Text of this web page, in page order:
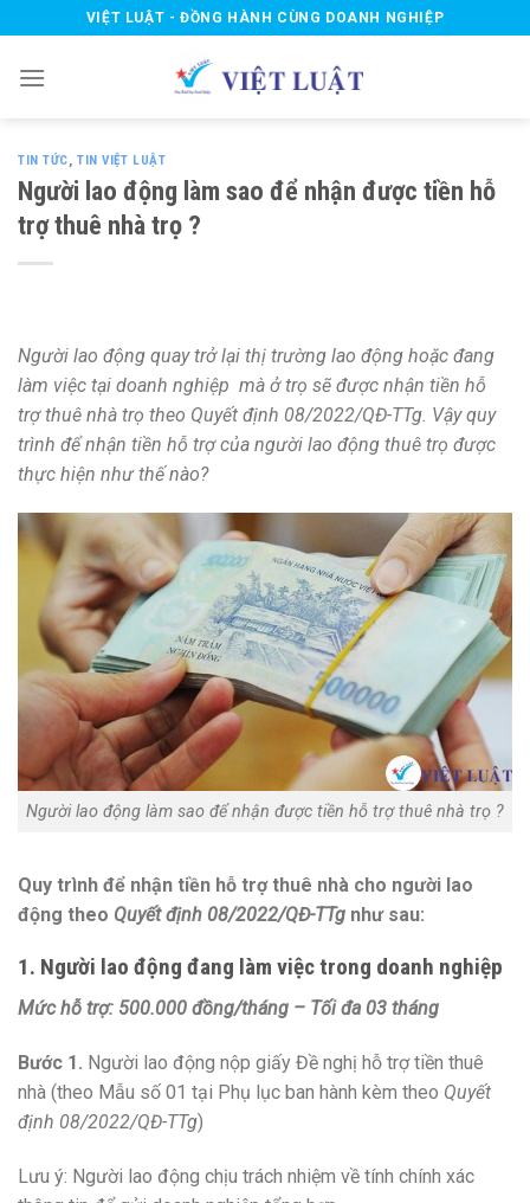
to
content
VIỆT LUẬT - ĐỒNG HÀNH CÙNG DOANH NGHIỆP
TIN TỨC,TIN VIỆT LUẬT
Người lao động làm sao để nhận được tiền hỗ
trợ thuê nhà trọ ?
Người lao động quay trở lại thị trường lao động hoặc đang
làm việc tại doanh nghiệp mà ở trọ sẽ được nhận tiền hỗ
trợ thuê nhà trọ theo Quyết định 08/2022/QĐ-TTg. Vậy quy
trình để nhận tiền hỗ trợ của người lao động thuê trọ được
thực hiện như thế nào?
Người lao động làm sao để nhận được tiền hỗ trợ thuê nhà trọ ?
Quy trình để nhận tiền hỗ trợ thuê nhà cho người lao
động theo Quyết định 08/2022/QĐ-TTg như sau:
1. Người lao động đang làm việc trong doanh nghiệp
Mức hỗ trợ: 500.000 đồng/tháng – Tối đa 03 tháng
Bước 1. Người lao động nộp giấy Đề nghị hỗ trợ tiền thuê
nhà (theo Mẫu số 01 tại Phụ lục ban hành kèm theo Quyết
định 08/2022/QĐ-TTg)
Lưu ý: Người lao động chịu trách nhiệm về tính chính xác